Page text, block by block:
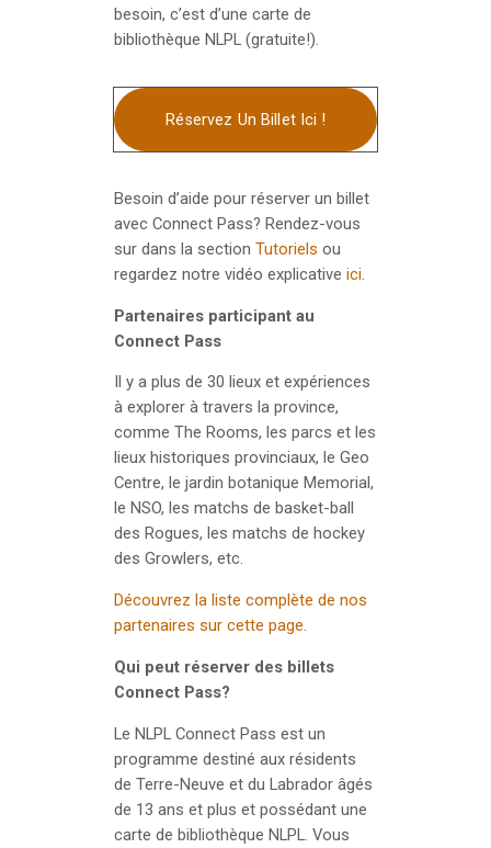
besoin, c’est d’une carte de
bibliothèque NLPL (gratuite!).
Réservez Un Billet Ici !
Besoin d’aide pour réserver un billet
avec Connect Pass? Rendez-vous
sur dans la section Tutoriels ou
regardez notre vidéo explicative ici.
Partenaires participant au
Connect Pass
Il y a plus de 30 lieux et expériences
à explorer à travers la province,
comme The Rooms, les parcs et les
lieux historiques provinciaux, le Geo
Centre, le jardin botanique Memorial,
le NSO, les matchs de basket-ball
des Rogues, les matchs de hockey
des Growlers, etc.
Découvrez la liste complète de nos
partenaires sur cette page.
Qui peut réserver des billets
Connect Pass?
Le NLPL Connect Pass est un
programme destiné aux résidents
de Terre-Neuve et du Labrador âgés
de 13 ans et plus et possédant une
carte de bibliothèque NLPL. Vous